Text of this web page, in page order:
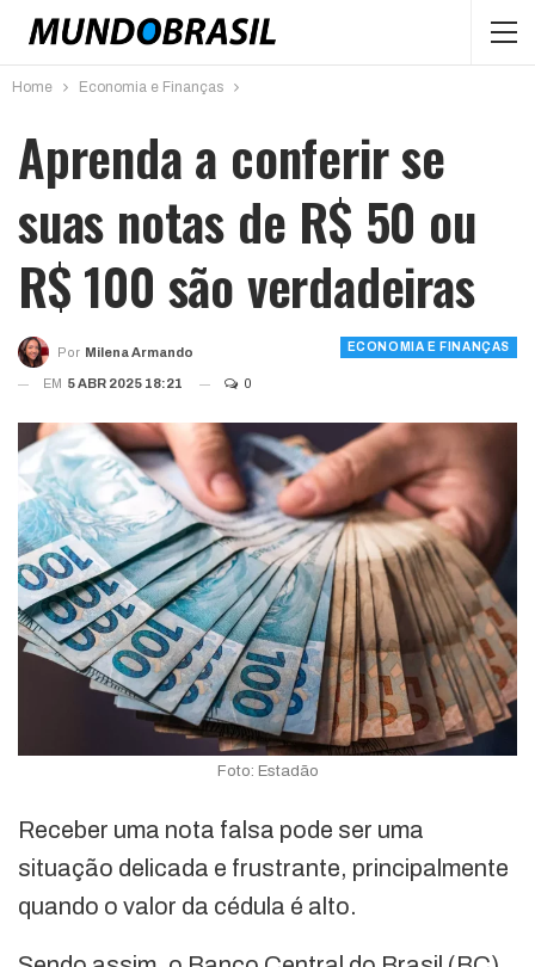
Home Economia e Finanças
Aprenda a conferir se
suas notas de R$ 50 ou
R$ 100 são verdadeiras
ECONOMIA E FINANÇAS
Por Milena Armando
EM 5 ABR 2025 18:21 0
Foto: Estadão
Receber uma nota falsa pode ser uma
situação delicada e frustrante, principalmente
quando o valor da cédula é alto.